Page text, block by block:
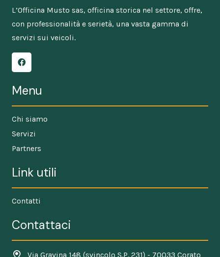
L’Officina Musto sas, officina storica nel settore, offre,
con professionalità e serietà, una vasta gamma di
servizi sui veicoli.
Menu
Chi siamo
Servizi
Partners
Link utili
Contatti
Contattaci
Via Gravina 148 (svincolo S.P. 231) - 70033 Corato